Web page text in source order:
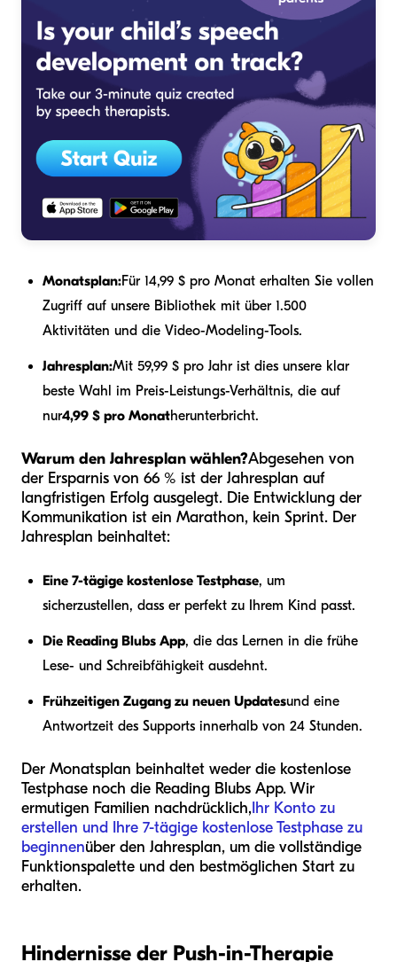
Monatsplan:Für 14,99 $ pro Monat erhalten Sie vollen
Zugriff auf unsere Bibliothek mit über 1.500
Aktivitäten und die Video-Modeling-Tools.
Jahresplan:Mit 59,99 $ pro Jahr ist dies unsere klar
beste Wahl im Preis-Leistungs-Verhältnis, die auf
nur4,99 $ pro Monatherunterbricht.
Warum den Jahresplan wählen?Abgesehen von
der Ersparnis von 66 % ist der Jahresplan auf
langfristigen Erfolg ausgelegt. Die Entwicklung der
Kommunikation ist ein Marathon, kein Sprint. Der
Jahresplan beinhaltet:
Eine 7-tägige kostenlose Testphase, um
sicherzustellen, dass er perfekt zu Ihrem Kind passt.
Die Reading Blubs App, die das Lernen in die frühe
Lese- und Schreibfähigkeit ausdehnt.
Frühzeitigen Zugang zu neuen Updatesund eine
Antwortzeit des Supports innerhalb von 24 Stunden.
Der Monatsplan beinhaltet weder die kostenlose
Testphase noch die Reading Blubs App. Wir
ermutigen Familien nachdrücklich,Ihr Konto zu
erstellen und Ihre 7-tägige kostenlose Testphase zu
beginnenüber den Jahresplan, um die vollständige
Funktionspalette und den bestmöglichen Start zu
erhalten.
Hindernisse der Push-in-Therapie